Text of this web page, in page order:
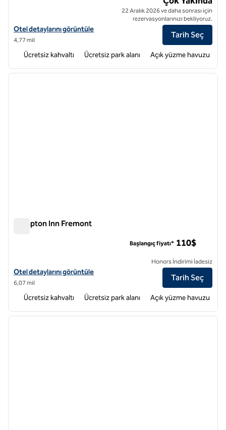
Home2 Suites by Hilton Union City için otel detaylarını görüntüleyin
Otel detaylarını görüntüle
4,77 mil
22 Aralık 2026 ve daha sonrası için
rezervasyonlarınızı bekliyoruz.
Tarih Seç
Ücretsiz kahvaltı Ücretsiz park alanı Açık yüzme havuzu
1 / 12
Hampton Inn Fremont
Hampton Inn Fremont için otel ayrıntılarını görüntüleyin
Otel detaylarını görüntüle
6,07 mil
Başlangıç fiyatı* 110$
Honors İndirimi İadesiz
Tarih Seç
Ücretsiz kahvaltı Ücretsiz park alanı Açık yüzme havuzu
1 / 12